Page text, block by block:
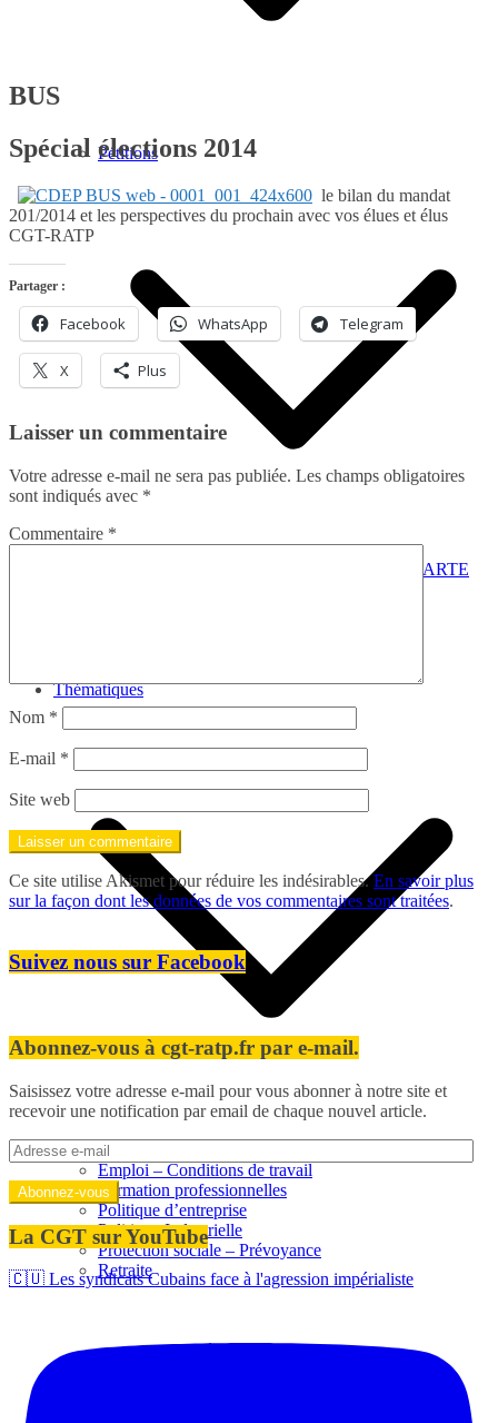
Pétitions
NON A LA SUPPRESSION DE LA CARTE
Thématiques
Égalité professionelle
Emploi – Conditions de travail
Formation professionnelles
Politique d’entreprise
Politique Industrielle
Protection sociale – Prévoyance
Retraite
BUS
Spécial élections 2014
le bilan du mandat
201/2014 et les perspectives du prochain avec vos élues et élus
CGT-RATP
Partager :
Facebook WhatsApp Telegram
X Plus
Laisser un commentaire
Votre adresse e-mail ne sera pas publiée. Les champs obligatoires
sont indiqués avec *
Commentaire *
Nom *
E-mail *
Site web
Ce site utilise Akismet pour réduire les indésirables.En savoir plus
sur la façon dont les données de vos commentaires sont traitées.
Suivez nous sur Facebook
Abonnez-vous à cgt-ratp.fr par e-mail.
Saisissez votre adresse e-mail pour vous abonner à notre site et
recevoir une notification par email de chaque nouvel article.
Adresse
e-
mail
Abonnez-vous
La CGT sur YouTube
🇨🇺 Les syndicats Cubains face à l'agression impérialiste